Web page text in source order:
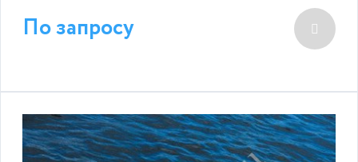
По запросу